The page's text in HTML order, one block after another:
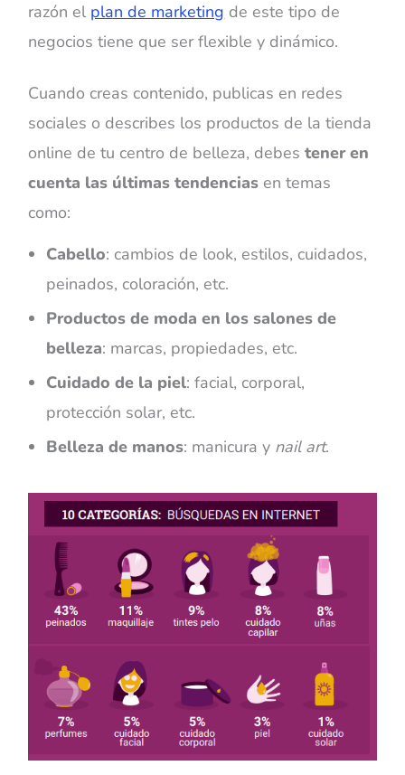
razón el plan de marketing de este tipo de
negocios tiene que ser flexible y dinámico.
Cuando creas contenido, publicas en redes
sociales o describes los productos de la tienda
online de tu centro de belleza, debestener en
cuenta las últimas tendencias en temas
como:
Cabello: cambios de look, estilos, cuidados,
peinados, coloración, etc.
Productos de moda en los salones de
belleza: marcas, propiedades, etc.
Cuidado de la piel: facial, corporal,
protección solar, etc.
Belleza de manos: manicura y nail art.